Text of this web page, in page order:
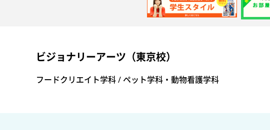
ビジョナリーアーツ（東京校）
フードクリエイト学科 / ペット学科・動物看護学科